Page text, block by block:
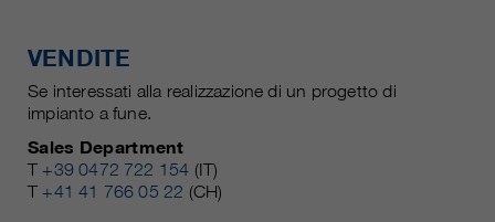
VENDITE
Se interessati alla realizzazione di un progetto di
impianto a fune.
Sales Department
T +39 0472 722 154 (IT)
T +41 41 766 05 22 (CH)